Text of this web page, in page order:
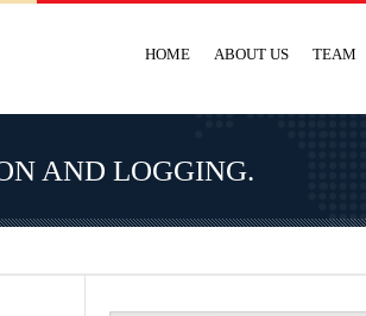
HOME ABOUT US TEAM
AND LOGGING.